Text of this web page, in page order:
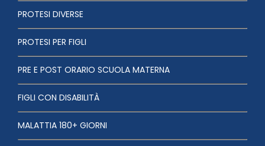
PROTESI DIVERSE
PROTESI PER FIGLI
PRE E POST ORARIO SCUOLA MATERNA
FIGLI CON DISABILITÀ
MALATTIA 180+ GIORNI